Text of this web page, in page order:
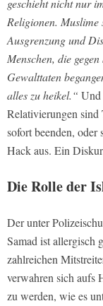
geschieht nicht nur
Religionen. Muslime
Ausgrenzung und
Menschen, die
Gewalttaten
alles zu heikel.“ Und
Relativierungen sind
sofort beenden,
Hack aus. Ein
Die Rolle der
Der unter
Samad ist allergisch
zahlreichen
verwahren sich aufs
zu werden, wie es